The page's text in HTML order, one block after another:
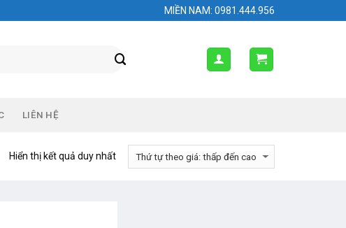
MIỀN NAM: 0981.444.956
LIÊN HỆ
Hiển thị kết quả duy nhất